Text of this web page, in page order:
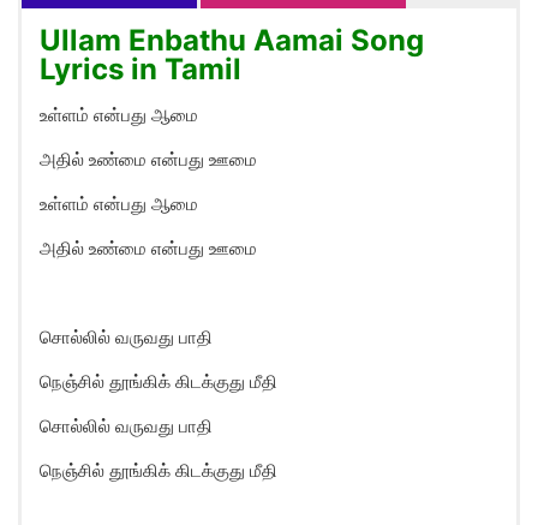
Ullam Enbathu Aamai Song
Lyrics in Tamil
உள்ளம் என்பது ஆமை
அதில் உண்மை என்பது ஊமை
உள்ளம் என்பது ஆமை
அதில் உண்மை என்பது ஊமை
சொல்லில் வருவது பாதி
நெஞ்சில் தூங்கிக் கிடக்குது மீதி
சொல்லில் வருவது பாதி
நெஞ்சில் தூங்கிக் கிடக்குது மீதி